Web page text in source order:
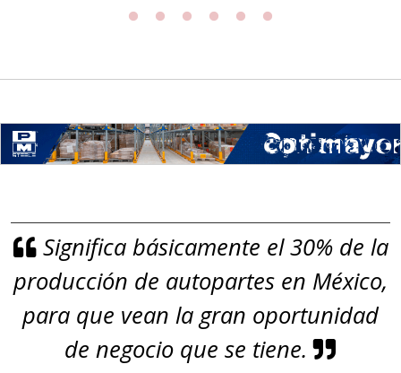
Especificaciones:
gestión ambiental.
Empresa en Jalisco
Requiere:
Especificaciones:
De alta pureza y composición
Significa básicamente el 30% de la
producción de autopartes en México,
para que vean la gran oportunidad
de negocio que se tiene.